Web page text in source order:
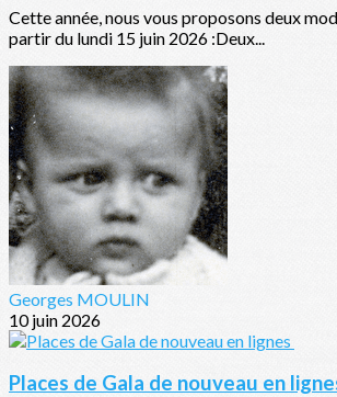
Cette année, nous vous proposons deux
partir du lundi 15 juin 2026 :Deux...
Georges MOULIN
10 juin 2026
Places de Gala de nouveau en